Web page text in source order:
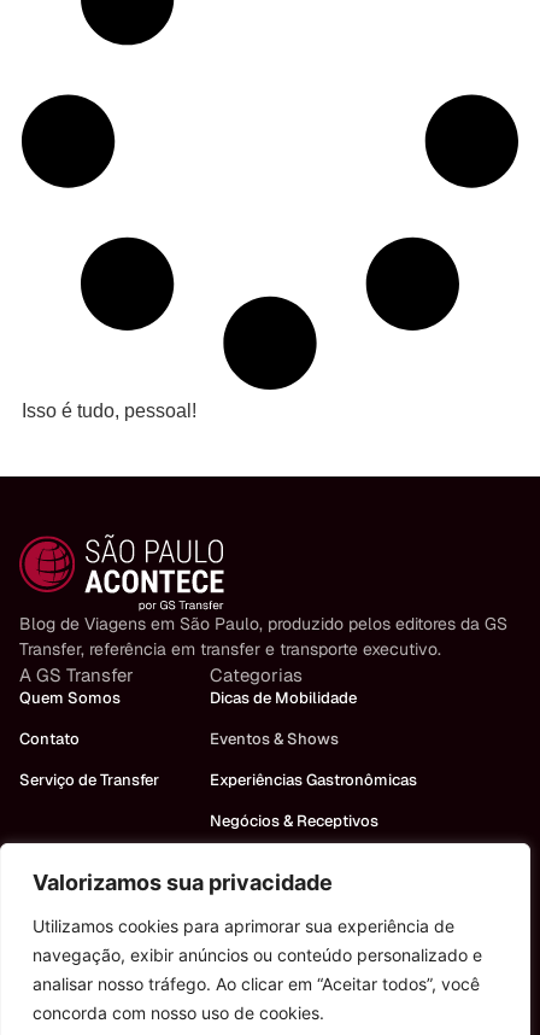
Valorizamos sua privacidade
Utilizamos cookies para aprimorar sua experiência de
navegação, exibir anúncios ou conteúdo personalizado e
analisar nosso tráfego. Ao clicar em “Aceitar todos”, você
concorda com nosso uso de cookies.
Isso é tudo, pessoal!
Blog de Viagens em São Paulo, produzido pelos editores da GS
Transfer, referência em transfer e transporte executivo.
A GS Transfer
Quem Somos
Contato
Serviço de Transfer
Categorias
Dicas de Mobilidade
Eventos & Shows
Experiências Gastronômicas
Negócios & Receptivos
Fale conosco!